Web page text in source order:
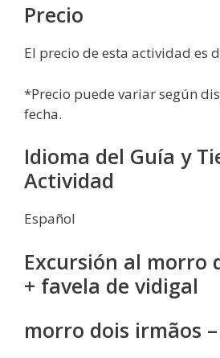
Precio
El precio de esta actividad es
*Precio puede variar según
fecha.
Idioma del Guía y
Actividad
Español
Excursión al morro
+ favela de vidigal
morro dois irmãos